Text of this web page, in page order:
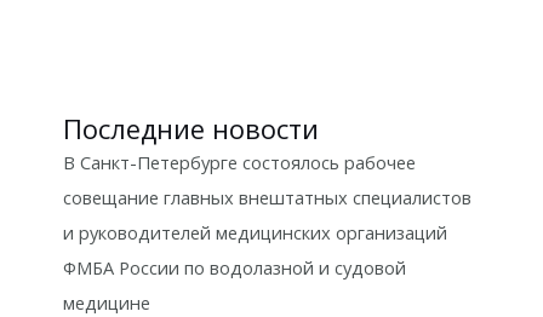
Последние новости
В Санкт-Петербурге состоялось рабочее
совещание главных внештатных специалистов
и руководителей медицинских организаций
ФМБА России по водолазной и судовой
медицине